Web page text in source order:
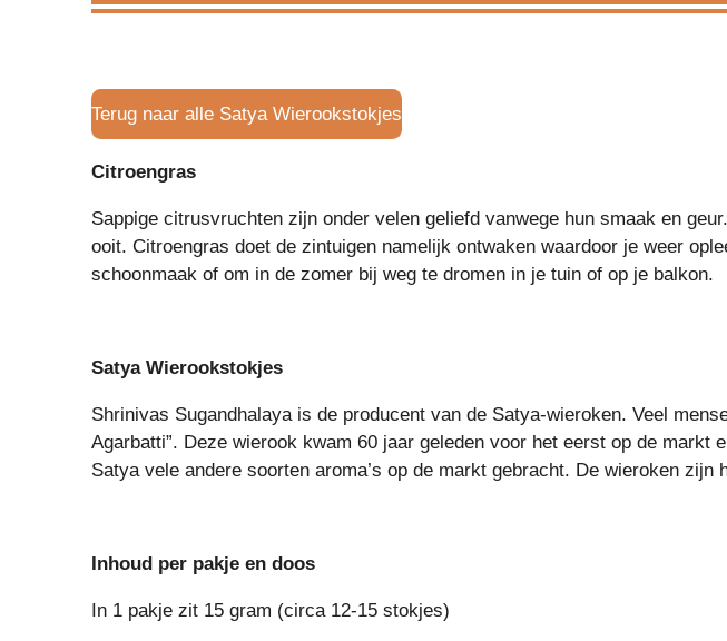
Terug naar alle Satya Wierookstokjes
Citroengras
Sappige citrusvruchten zijn onder velen geliefd vanwege hun smaak en
ooit. Citroengras doet de zintuigen namelijk ontwaken waardoor je weer
schoonmaak of om in de zomer bij weg te dromen in je tuin of op je balkon.
Satya Wierookstokjes
Shrinivas Sugandhalaya is de producent van de Satya-wieroken. Veel
Agarbatti”. Deze wierook kwam 60 jaar geleden voor het eerst op de
Satya vele andere soorten aroma’s op de markt gebracht. De wieroken zijn
Inhoud per pakje en doos
In 1 pakje zit 15 gram (circa 12-15 stokjes)